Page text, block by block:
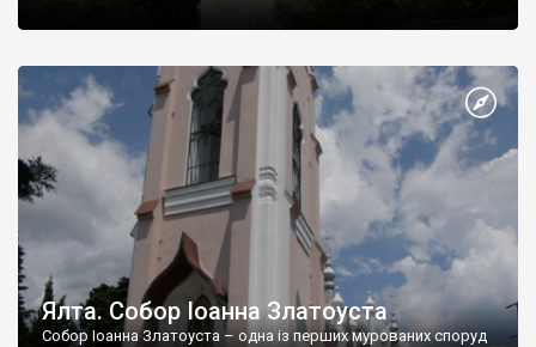
Ялта. Собор Іоанна Златоуста
Собор Іоанна Златоуста – одна із перших мурованих споруд